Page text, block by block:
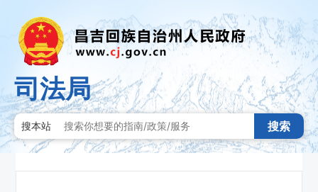
司法局
搜本站 搜索